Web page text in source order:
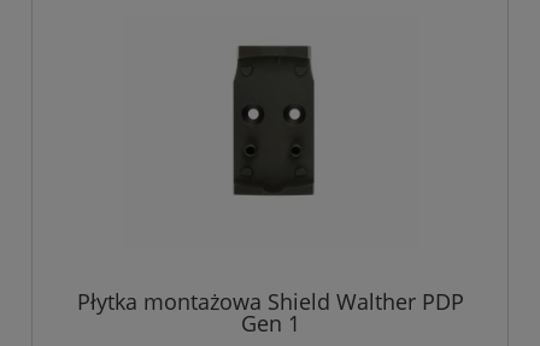
Płytka montażowa Shield Walther PDP
Gen 1